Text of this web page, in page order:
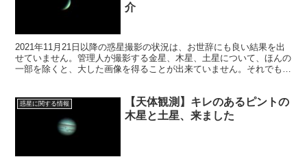
介
2021年11月21日以降の惑星撮影の状況は、お世辞にも良い結果を出
せていません。管理人が撮影する金星、木星、土星について、ほんの
一部を除くと、大した画像を得ることが出来ていません。それでも、
惑星に関する情報
【天体観測】キレのあるピントの
木星と土星、来ました